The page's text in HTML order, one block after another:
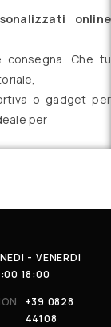
online
consegna. Che tu
o gadget per
per
- VENERDI
18:00
+39 0828
44108